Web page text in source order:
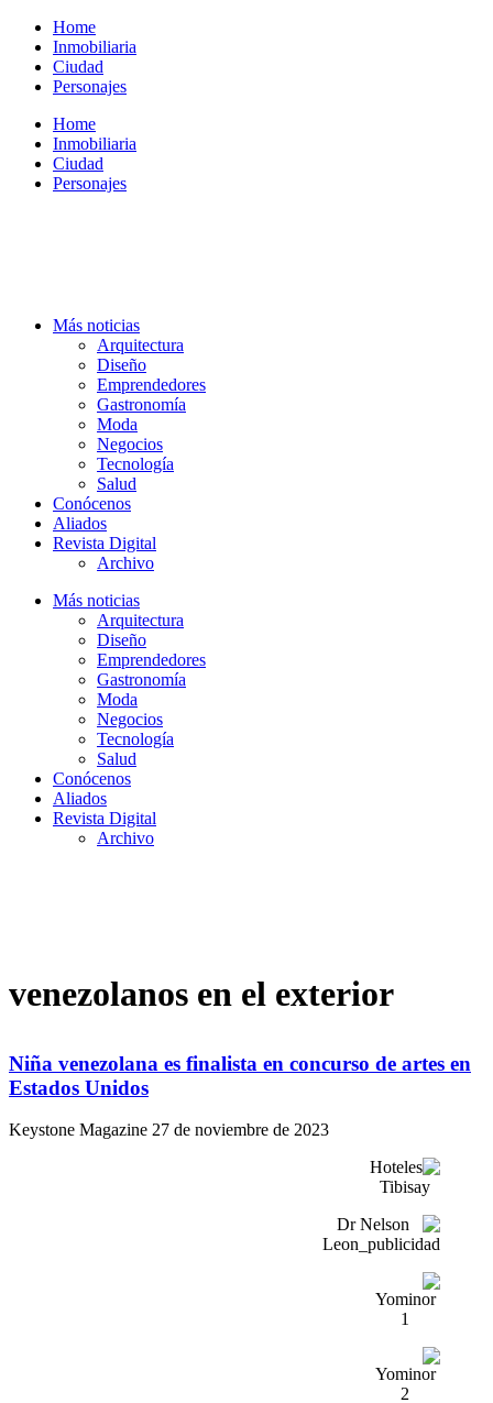
contenido
Home
Inmobiliaria
Ciudad
Personajes
Home
Inmobiliaria
Ciudad
Personajes
Más noticias
Arquitectura
Diseño
Emprendedores
Gastronomía
Moda
Negocios
Tecnología
Salud
Conócenos
Aliados
Revista Digital
Archivo
Más noticias
Arquitectura
Diseño
Emprendedores
Gastronomía
Moda
Negocios
Tecnología
Salud
Conócenos
Aliados
Revista Digital
Archivo
venezolanos en el exterior
Niña venezolana es finalista en concurso de artes en
Estados Unidos
Keystone Magazine 27 de noviembre de 2023